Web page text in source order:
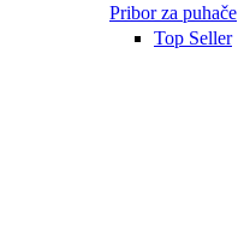
Pribor za puhače
Top Seller